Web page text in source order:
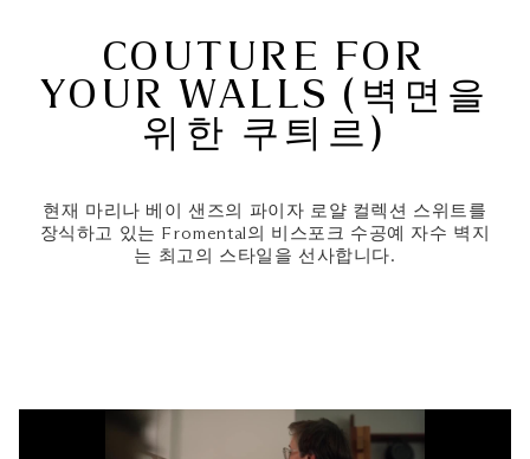
COUTURE FOR
YOUR WALLS (벽면을
위한 쿠틔르)
현재 마리나 베이 샌즈의 파이자 로얄 컬렉션 스위트를
장식하고 있는 Fromental의 비스포크 수공예 자수 벽지
는 최고의 스타일을 선사합니다.